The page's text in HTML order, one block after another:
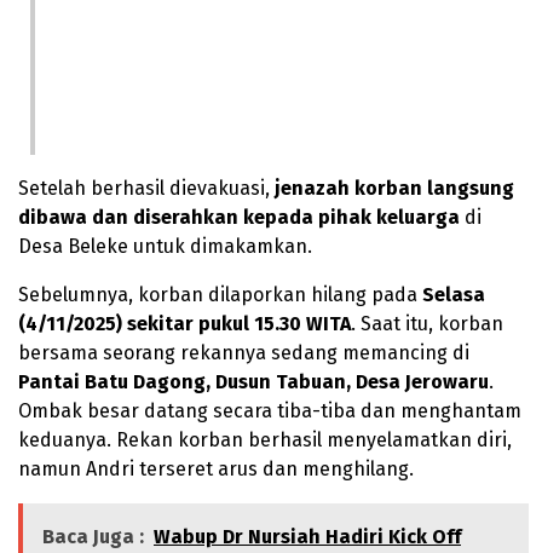
Setelah berhasil dievakuasi, jenazah korban langsung
dibawa dan diserahkan kepada pihak keluarga di
Desa Beleke untuk dimakamkan.
Sebelumnya, korban dilaporkan hilang pada Selasa
(4/11/2025) sekitar pukul 15.30 WITA. Saat itu, korban
bersama seorang rekannya sedang memancing di
Pantai Batu Dagong, Dusun Tabuan, Desa Jerowaru.
Ombak besar datang secara tiba-tiba dan menghantam
keduanya. Rekan korban berhasil menyelamatkan diri,
namun Andri terseret arus dan menghilang.
Baca Juga : Wabup Dr Nursiah Hadiri Kick Off